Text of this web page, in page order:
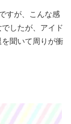
すが、こんな感
したが、アイド
聞いて周りが衝